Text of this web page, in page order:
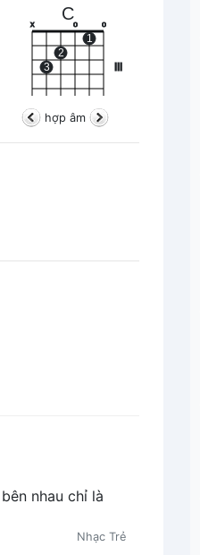
C
x
3
2
o
1
o
hợp âm
nhau chỉ là
Nhạc Trẻ